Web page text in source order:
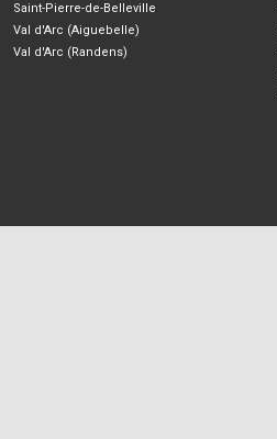
Saint-Pierre-de-Belleville
Val d'Arc (Aiguebelle)
Val d'Arc (Randens)